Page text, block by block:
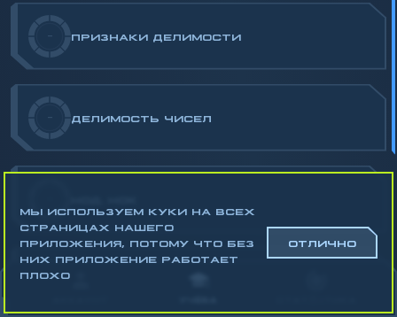
- ПРИЗНАКИ ДЕЛИМОСТИ
- ДЕЛИМОСТЬ ЧИСЕЛ
-
МЫ ИСПОЛЬЗУЕМ КУКИ НА ВСЕХ
СТРАНИЦАХ НАШЕГО
ПРИЛОЖЕНИЯ, ПОТОМУ ЧТО БЕЗ
НИХ ПРИЛОЖЕНИЕ РАБОТАЕТ
ПЛОХО
ОТЛИЧНО